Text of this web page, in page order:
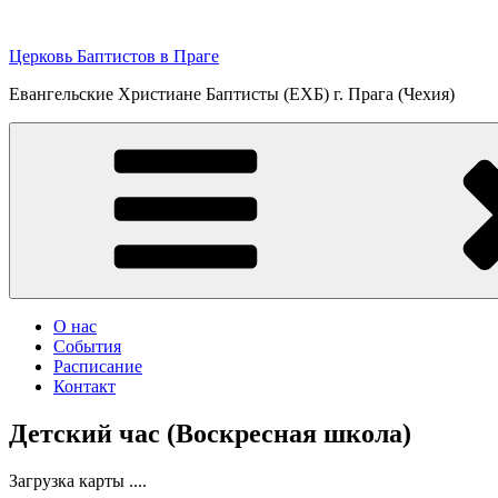
содержимому
Церковь Баптистов в Праге
Евангельские Христиане Баптисты (ЕХБ) г. Прага (Чехия)
О нас
События
Расписание
Контакт
Детский час (Воскресная школа)
Загрузка карты ....